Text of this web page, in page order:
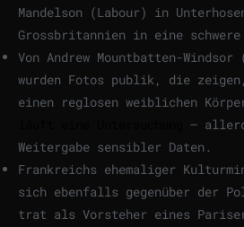
Mandelson (Labour) in
Grossbritannien in eine
Von Andrew Mountbatten-
wurden Fotos publik, die
einen reglosen weiblichen
–
Weitergabe sensibler Daten.
Frankreichs ehemaliger
sich ebenfalls gegenüber der
trat als Vorsteher eines